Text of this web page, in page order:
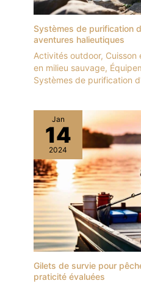
Systèmes de purification
aventures halieutiques
Activités outdoor, Cuisson
en milieu sauvage,
Systèmes de purification
Jan
14
2024
Gilets de survie pour
praticité évaluées